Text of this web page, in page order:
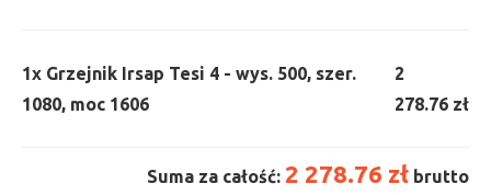
1x Grzejnik Irsap Tesi 4 - wys. 500, szer.
1080, moc 1606
2
278.76 zł
Suma za całość: 2 278.76 zł brutto